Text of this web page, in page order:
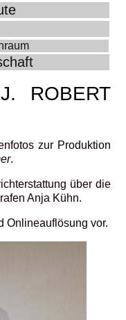
ROBERT
zur Produktion
.
über die
Anja Kühn.
Onlineauflösung vor.